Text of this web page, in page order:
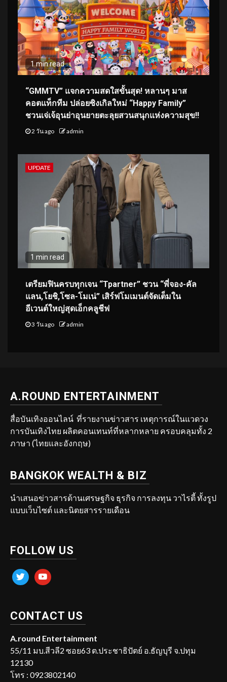
1 min read
“GMMTV” แจกความสดใสขั้นสุด! หลานๆ มาส
คอตแท็กทีม ปล่อยซิงเกิลใหม่ “Happy Family”
ชวนเจ่เจ้อุนย่าอุนยายตะลุยสวนสนุกแห่งความสุข!!
2 วัน ago admin
UPDATE
1 min read
เตรียมฟินครบทุกเจน “Tpartner” ชวน “พี่จอง-คัล
แลน,โยชิ,โซล-โมเน่” เสิร์ฟโมเมนต์จัดเต็มใน
อีเวนต์ใหญ่สุดเอ็กคลูชีฟ
3 วัน ago admin
A.ROUND ENTERTAINMENT
สื่อบันเทิงออนไลน์ ที่รายงานข่าวสาร เหตุการณ์ในแวดวง
การบันเทิงไทย ผลิตคอนเทนท์ที่หลากหลาย ครอบคลุมทั้ง 2
ภาษา (ไทยและอังกฤษ)
BANGKOK WEALTH & BIZ
นำเสนอข่าวสารด้านเศรษฐกิจ ธุรกิจ การลงทุน วาไรตี้ ทั้งรูป
แบบเว็บไซต์ และนิตยสารรายเดือน
FOLLOW US
twitter youtube
CONTACT US
A.round Entertainment
55/11 มบ.สีวลี2 ซอย63 ต.ประชาธิปัตย์ อ.ธัญบุรี จ.ปทุม
12130
โทร : 0923802140